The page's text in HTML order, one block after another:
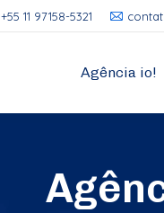
+55 11 97158-5321
Agência io!